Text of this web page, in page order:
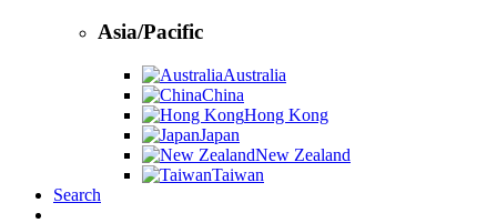
Asia/Pacific
Australia
China
Hong Kong
Japan
New Zealand
Taiwan
Search